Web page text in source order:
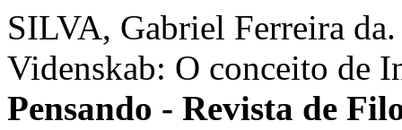
SILVA, Gabriel Ferreira
Videnskab: O conceito de
Pensando - Revista de